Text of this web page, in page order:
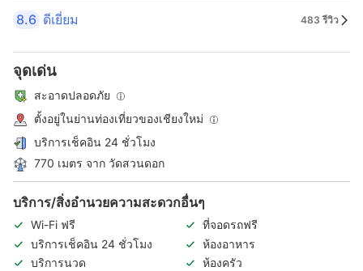
8.6 ดีเยี่ยม 483 รีวิว
จุดเด่น
สะอาดปลอดภัย
ตั้งอยู่ในย่านท่องเที่ยวของเชียงใหม่
บริการเช็คอิน 24 ชั่วโมง
770 เมตร จาก วัดสวนดอก
บริการ/สิ่งอำนวยความสะดวกอื่นๆ
Wi-Fi ฟรี
ที่จอดรถฟรี
บริการเช็คอิน 24 ชั่วโมง
ห้องอาหาร
บริการนวด
ห้องครัว